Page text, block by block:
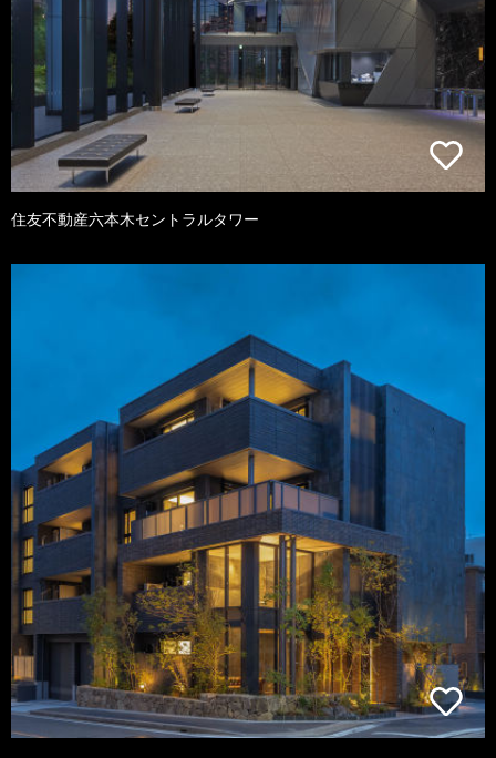
住友不動産六本木セントラルタワー